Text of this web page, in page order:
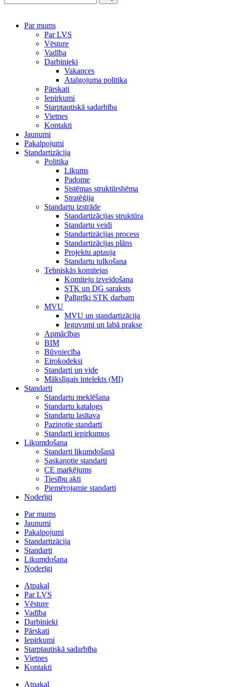
Par mums
Par LVS
Vēsture
Vadība
Darbinieki
Vakances
Atalgojuma politika
Pārskati
Iepirkumi
Starptautiskā sadarbība
Vietnes
Kontakti
Jaunumi
Pakalpojumi
Standartizācija
Politika
Likums
Padome
Sistēmas struktūrshēma
Stratēģija
Standartu izstrāde
Standartizācijas struktūra
Standartu veidi
Standartizācijas process
Standartizācijas plāns
Projektu aptauja
Standartu tulkošana
Tehniskās komitejas
Komiteju izveidošana
STK un DG saraksts
Palīgrīki STK darbam
MVU
MVU un standartizācija
Ieguvumi un labā prakse
Apmācības
BIM
Būvniecība
Eirokodeksi
Standarti un vide
Mākslīgais intelekts (MI)
Standarti
Standartu meklēšana
Standartu katalogs
Standartu lasītava
Paziņotie standarti
Standarti iepirkumos
Likumdošana
Standarti likumdošanā
Saskaņotie standarti
CE marķējums
Tiesību akti
Piemērojamie standarti
Noderīgi
Par mums
Jaunumi
Pakalpojumi
Standartizācija
Standarti
Likumdošana
Noderīgi
Atpakaļ
Par LVS
Vēsture
Vadība
Darbinieki
Pārskati
Iepirkumi
Starptautiskā sadarbība
Vietnes
Kontakti
Atpakaļ